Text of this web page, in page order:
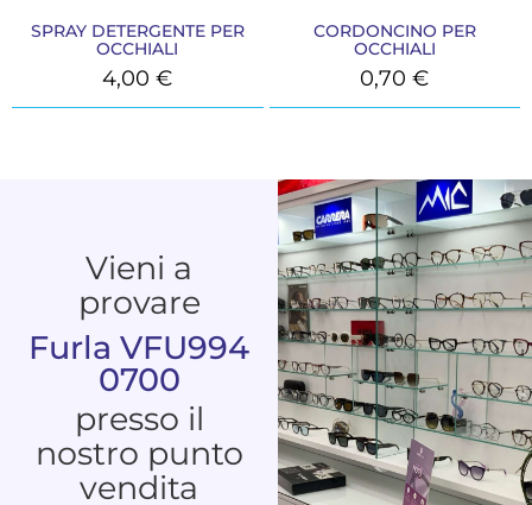
SPRAY DETERGENTE PER
OCCHIALI
4,00€
CORDONCINO PER
OCCHIALI
0,70€
Vieni a
provare
Furla VFU994
0700
presso il
nostro punto
vendita